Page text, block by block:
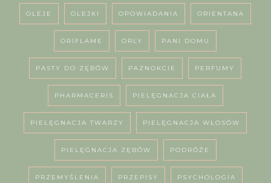
OLEJE OLEJKI OPOWIADANIA ORIENTANA
ORIFLAME ORLY PANI DOMU
PASTY DO ZĘBÓW PAZNOKCIE PERFUMY
PHARMACERIS PIELĘGNACJA CIAŁA
PIELĘGNACJA TWARZY PIELĘGNACJA WŁOSÓW
PIELĘGNACJA ZĘBÓW PODRÓŻE
PRZEMYŚLENIA PRZEPISY PSYCHOLOGIA